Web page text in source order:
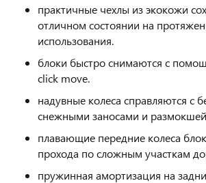
практичные чехлы из экокожи
отличном состоянии на
использования.
блоки быстро снимаются с
click move.
надувные колеса справляются с
снежными заносами и
плавающие передние колеса
прохода по сложным участкам
пружинная амортизация на